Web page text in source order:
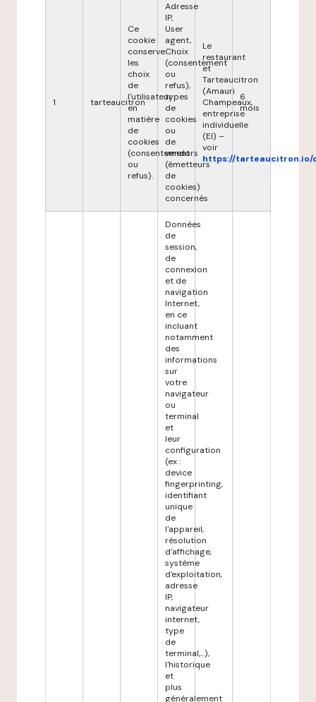
1 tarteaucitron
Ce
cookie
conserve
les
choix
de
l'utilisateur
en
matière
de
cookies
(consentement
ou
refus).
Adresse
IP,
User
agent,
Choix
(consentement
ou
refus),
types
de
cookies
ou
de
vendors
(émetteurs
de
cookies)
concernés
Le
restaurant
et
Tarteaucitron
(Amauri
Champeaux,
entreprise
individuelle
(EI) –
voir
https://tarteaucitron.io/
6
mois
Données
de
session,
de
connexion
et de
navigation
Internet,
en ce
incluant
notamment
des
informations
sur
votre
navigateur
ou
terminal
et
leur
configuration
(ex :
device
fingerprinting,
identifiant
unique
de
l'appareil,
résolution
d'affichage,
système
d'exploitation,
adresse
IP,
navigateur
internet,
type
de
terminal,...),
l'historique
et
plus
généralement